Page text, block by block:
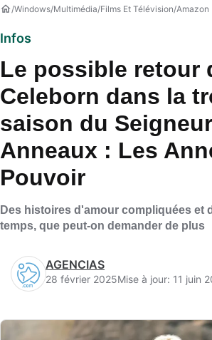
Windows Multimédia Films Et Télévision Amazon
Infos
Le possible retour
Celeborn dans la
saison du
Anneaux : Les
Pouvoir
Des histoires d'amour compliquées et
temps, que peut-on demander de plus
AGENCIAS
28 février 2025Mise à jour: 11 juin